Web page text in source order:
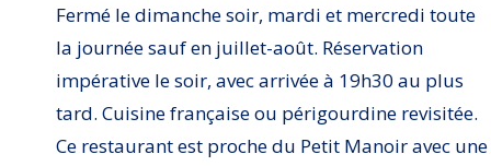
Fermé le dimanche soir, mardi et mercredi toute
la journée sauf en juillet-août. Réservation
impérative le soir, avec arrivée à 19h30 au plus
tard. Cuisine française ou périgourdine revisitée.
Ce restaurant est proche du Petit Manoir avec une